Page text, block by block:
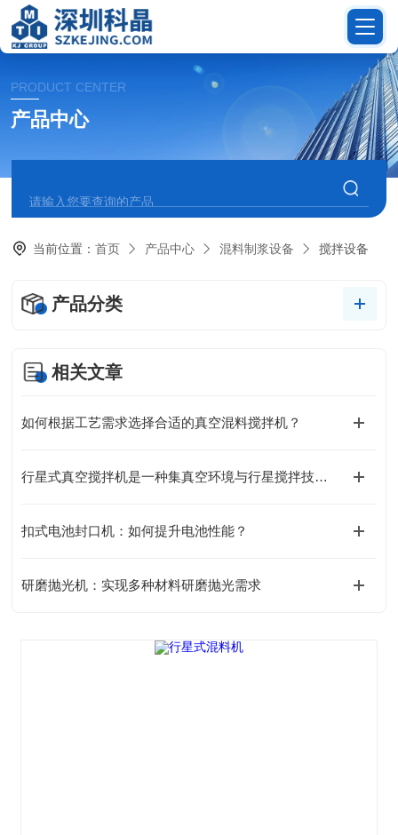
PRODUCT CENTER
产品中心
当前位置：首页 产品中心 混料制浆设备 搅拌设备
产品分类
相关文章
如何根据工艺需求选择合适的真空混料搅拌机？
行星式真空搅拌机是一种集真空环境与行星搅拌技术于一体的混合设备
扣式电池封口机：如何提升电池性能？
研磨抛光机：实现多种材料研磨抛光需求